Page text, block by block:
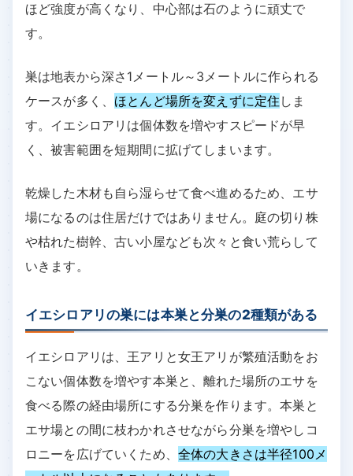
ほど強度が高くなり、中心部は石のように頑丈で
す。
巣は地表から深さ1メートル～3メートルに作られる
ケースが多く、 ほとんど場所を変えずに定住 しま
す。イエシロアリは個体数を増やすスピードが早
く、被害範囲を短期間に拡げてしまいます。
乾燥した木材も自ら湿らせて食べ進めるため、エサ
場になるのは住居だけではありません。庭の切り株
や枯れた樹幹、古い小屋なども次々と食い荒らして
いきます。
イエシロアリの巣には本巣と分巣の2種類がある
イエシロアリは、王アリと女王アリが繁殖活動をお
こない個体数を増やす本巣と、離れた場所のエサを
食べる際の経由場所にする分巣を作ります。本巣と
エサ場との間に枝わかれさせながら分巣を増やしコ
ロニーを広げていくため、 全体の大きさは半径100メ